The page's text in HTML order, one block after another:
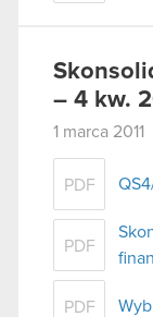
– 4 kw.
1 marca 2011
PDF
PDF
PDF